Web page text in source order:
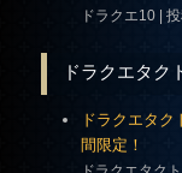
ドラクエ10
ドラクエタク
ドラクエタ
間限定！